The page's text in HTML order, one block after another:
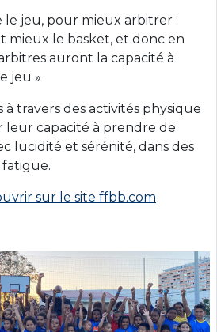
jeu, pour mieux arbitrer :
mieux le basket, et donc en
auront la capacité à
jeu »
à travers des activités physique
capacité à prendre de
lucidité et sérénité, dans des
sur le site ffbb.com